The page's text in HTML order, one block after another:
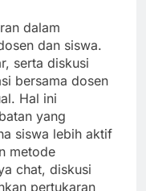
dalam
dan siswa.
serta diskusi
bersama dosen
Hal ini
yang
siswa lebih aktif
metode
chat, diskusi
pertukaran